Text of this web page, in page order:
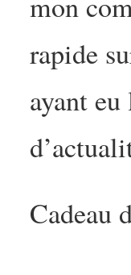
rapide
ayant
Cadeau